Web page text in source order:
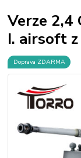
Verze 2,4
I. airsoft
Doprava ZDARMA